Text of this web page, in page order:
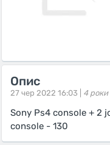
Опис
27 чер 2022 16:03 | 4 роки
Sony Ps4 console + 2
console - 130